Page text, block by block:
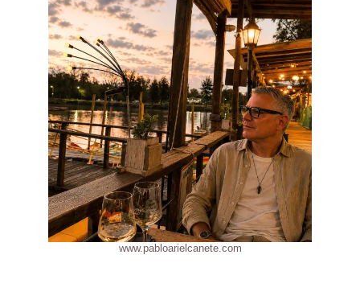
www.pabloarielcanete.com